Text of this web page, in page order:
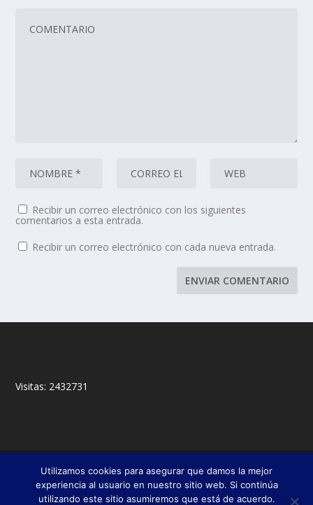
Recibir un correo electrónico con los siguientes
comentarios a esta entrada.
Recibir un correo electrónico con cada nueva entrada.
Visitas: 2432731
© 2018,Francisco Javier Fernández Chento & Mitxel
Olabuénaga|Zona privada
Esta web es una iniciativa privada de sus autores y no está relacionada con
Utilizamos cookies para asegurar que damos la mejor
experiencia al usuario en nuestro sitio web. Si continúa
utilizando este sitio asumiremos que está de acuerdo.